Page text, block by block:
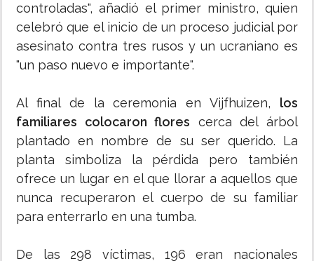
controladas", añadió el primer ministro, quien
celebró que el inicio de un proceso judicial por
asesinato contra tres rusos y un ucraniano es
"un paso nuevo e importante".
Al final de la ceremonia en Vijfhuizen, los
familiares colocaron flores cerca del árbol
plantado en nombre de su ser querido. La
planta simboliza la pérdida pero también
ofrece un lugar en el que llorar a aquellos que
nunca recuperaron el cuerpo de su familiar
para enterrarlo en una tumba.
De las 298 víctimas, 196 eran nacionales